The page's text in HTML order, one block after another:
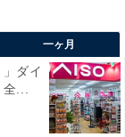
一ヶ月
ダイ
...